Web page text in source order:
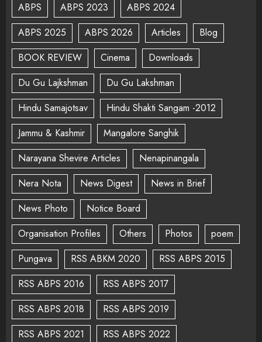
ABPS ABPS 2023
ABPS 2024
ABPS 2025
ABPS 2026 Articles
Blog
BOOK REVIEW
Cinema
Downloads
Du Gu Lajkshman
Du Gu Lakshman
Hindu Samajotsav
Hindu Shakti Sangam -2012
Jammu & Kashmir
Mangalore Sanghik
Narayana Shevire Articles
Nenapinangala
Nera Nota
News Digest
News in Brief
News Photo
Notice Board
Organisation Profiles
Others Photos
poem
Pungava
RSS ABKM 2020
RSS ABPS 2015
RSS ABPS 2016
RSS ABPS 2017
RSS ABPS 2018
RSS ABPS 2019
RSS ABPS 2021
RSS ABPS 2022